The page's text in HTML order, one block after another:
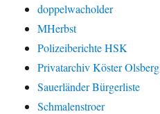
doppelwacholder
MHerbst
Polizeiberichte HSK
Privatarchiv Köster Olsberg
Sauerländer Bürgerliste
Schmalenstroer